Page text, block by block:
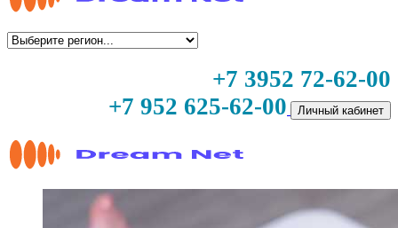
+7 3952 72-62-00
+7 952 625-62-00
Личный кабинет